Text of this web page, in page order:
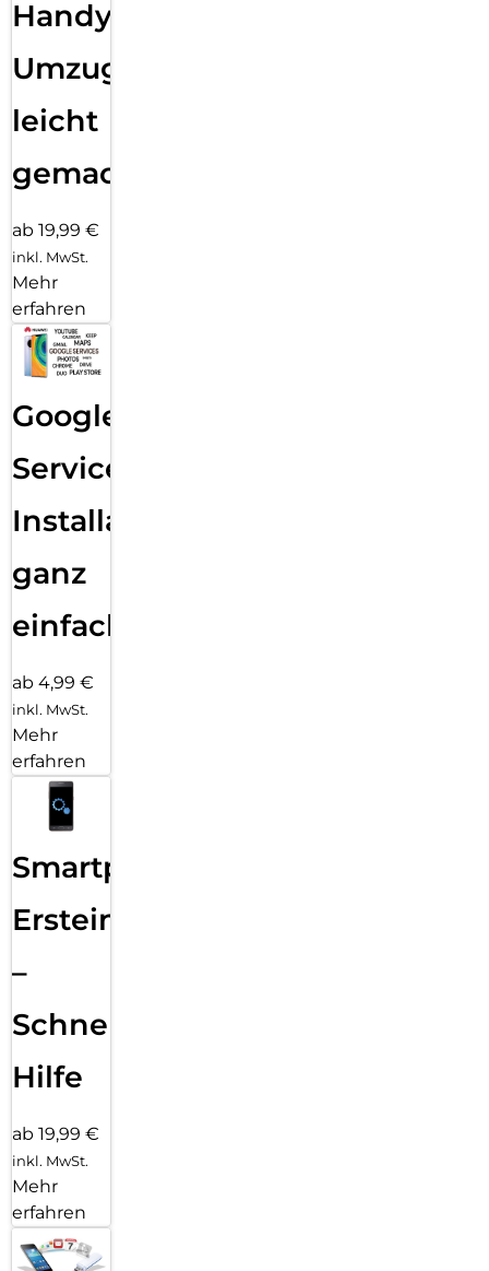
Handy
Umzug
leicht
gemacht!
ab 19,99 €
inkl. MwSt.
Mehr
erfahren
Google
Services
Installation
ganz
einfach
ab 4,99 €
inkl. MwSt.
Mehr
erfahren
Smartphone
Ersteinrichtung
–
Schnelle
Hilfe
ab 19,99 €
inkl. MwSt.
Mehr
erfahren